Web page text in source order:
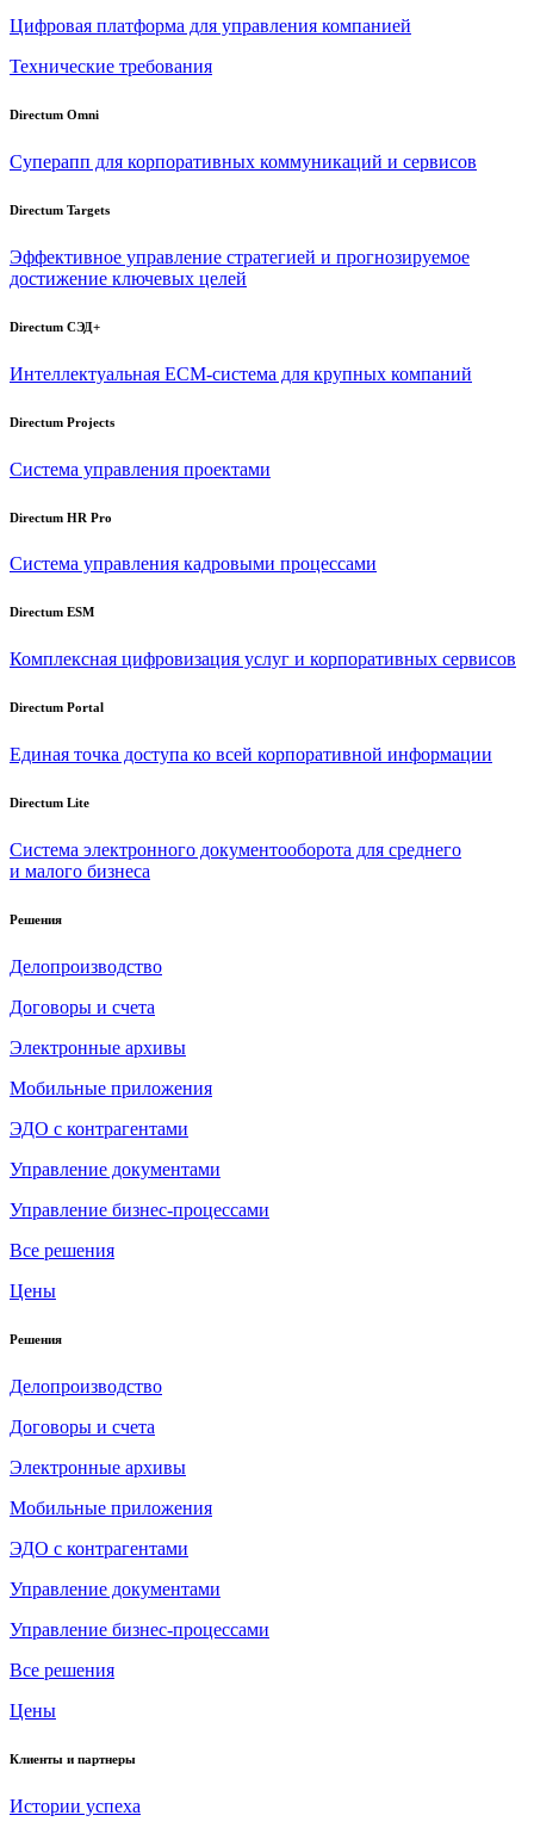
Цифровая платформа для управления компанией
Технические требования
Directum Omni
Суперапп для корпоративных коммуникаций и сервисов
Directum Targets
Эффективное управление стратегией и прогнозируемое
достижение ключевых целей
Directum СЭД+
Интеллектуальная ECM-система для крупных компаний
Directum Projects
Система управления проектами
Directum HR Pro
Система управления кадровыми процессами
Directum ESM
Комплексная цифровизация услуг и корпоративных сервисов
Directum Portal
Единая точка доступа ко всей корпоративной информации
Directum Lite
Система электронного документооборота для среднего
и малого бизнеса
Решения
Делопроизводство
Договоры и счета
Электронные архивы
Мобильные приложения
ЭДО с контрагентами
Управление документами
Управление бизнес-процессами
Все решения
Цены
Решения
Делопроизводство
Договоры и счета
Электронные архивы
Мобильные приложения
ЭДО с контрагентами
Управление документами
Управление бизнес-процессами
Все решения
Цены
Клиенты и партнеры
Истории успеха